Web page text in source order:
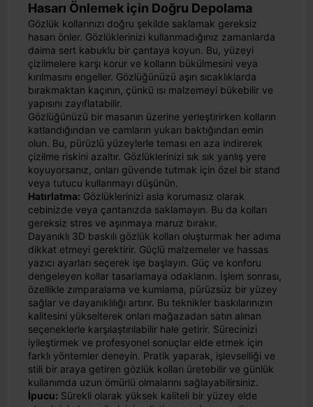
Hasarı Önlemek için Doğru Depolama
Gözlük kollarınızı doğru şekilde saklamak gereksiz
hasarı önler. Gözlüklerinizi kullanmadığınız zamanlarda
daima sert kabuklu bir çantaya koyun. Bu, yüzeyi
çizilmelere karşı korur ve kolların bükülmesini veya
kırılmasını engeller. Gözlüğünüzü aşırı sıcaklıklarda
bırakmaktan kaçının, çünkü ısı malzemeyi bükebilir ve
yapısını zayıflatabilir.
Gözlüğünüzü bir masanın üzerine yerleştirirken kolların
katlandığından ve camların yukarı baktığından emin
olun. Bu, pürüzlü yüzeylerle teması en aza indirerek
çizilme riskini azaltır. Gözlüklerinizi sık sık yanlış yere
koyuyorsanız, onları güvende tutmak için özel bir stand
veya tutucu kullanmayı düşünün.
Hatırlatma: Gözlüklerinizi asla korumasız olarak
cebinizde veya çantanızda saklamayın. Bu da kolları
gereksiz stres ve aşınmaya maruz bırakır.
Dayanıklı 3D baskılı gözlük kolları oluşturmak her adıma
dikkat etmeyi gerektirir. Güçlü malzemeler ve hassas
yazıcı ayarları seçerek işe başlayın. Güç ve konforu
dengeleyen kollar tasarlamaya odaklanın. İşlem sonrası,
özellikle zımparalama ve kumlama, pürüzsüz bir yüzey
sağlar ve dayanıklılığı artırır. Bu teknikler baskılarınızın
kalitesini yükselterek onları mağazadan satın alınan
seçeneklerle karşılaştırılabilir hale getirir. Sürecinizi
iyileştirmek ve profesyonel sonuçlar elde etmek için
farklı yöntemler deneyin. Pratik yaparak, işlevselliği ve
stili bir araya getiren gözlük kolları üretebilir ve günlük
kullanımda uzun ömürlü olmalarını sağlayabilirsiniz.
İpucu: Sürekli olarak yüksek kaliteli bir yüzey elde